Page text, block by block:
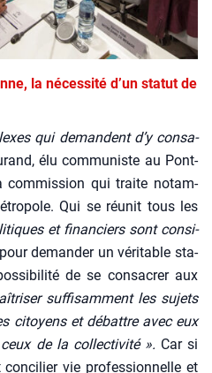
la nécessité d’un statut de
qui demandent d’y consa­
élu com­mu­niste au Pont-
com­mis­sion qui traite notam­
Qui se réunit tous les
et finan­ciers sont consi­
deman­der un véri­table sta­
de se consa­crer aux
suf­fi­sam­ment les sujets
citoyens et débattre avec eux
de la col­lec­ti­vi­té ». Car si
vie pro­fes­sion­nelle et